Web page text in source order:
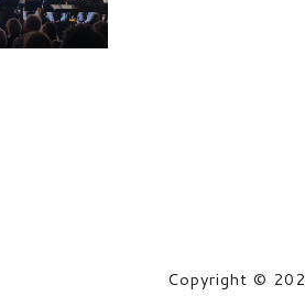
Copyright ©